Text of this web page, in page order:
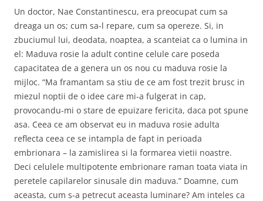
Un doctor, Nae Constantinescu, era preocupat cum sa
dreaga un os; cum sa-l repare, cum sa opereze. Si, in
zbuciumul lui, deodata, noaptea, a scanteiat ca o lumina in
el: Maduva rosie la adult contine celule care poseda
capacitatea de a genera un os nou cu maduva rosie la
mijloc. “Ma framantam sa stiu de ce am fost trezit brusc in
miezul noptii de o idee care mi-a fulgerat in cap,
provocandu-mi o stare de epuizare fericita, daca pot spune
asa. Ceea ce am observat eu in maduva rosie adulta
reflecta ceea ce se intampla de fapt in perioada
embrionara – la zamislirea si la formarea vietii noastre.
Deci celulele multipotente embrionare raman toata viata in
peretele capilarelor sinusale din maduva.” Doamne, cum
aceasta, cum s-a petrecut aceasta luminare? Am inteles ca